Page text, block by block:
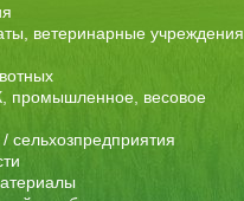
ветеринарные учреждения
промышленное, весовое
сельхозпредприятия